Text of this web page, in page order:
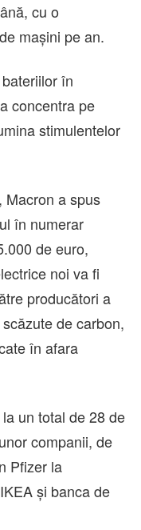
cu o
maşini pe an.
în
concentra pe
stimulentelor
Macron a spus
în numerar
de euro,
noi va fi
producători a
de carbon,
în afara
un total de 28 de
companii, de
Pfizer la
şi banca de